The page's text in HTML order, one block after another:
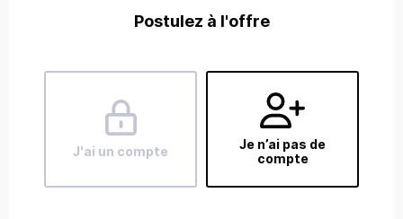
Postulez à l'offre
J'ai un compte
Je n’ai pas de
compte